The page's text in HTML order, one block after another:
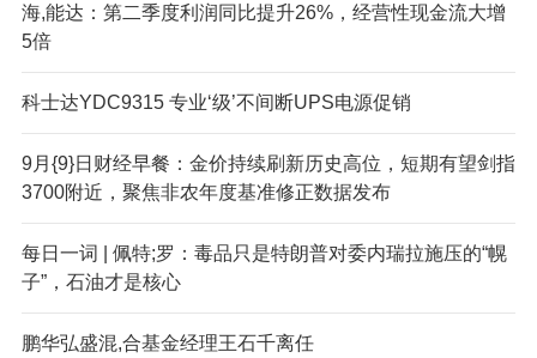
海,能达：第二季度利润同比提升26%，经营性现金流大增
5倍
科士达YDC9315 专业‘级’不间断UPS电源促销
9月{9}日财经早餐：金价持续刷新历史高位，短期有望剑指
3700附近，聚焦非农年度基准修正数据发布
每日一词 | 佩特;罗：毒品只是特朗普对委内瑞拉施压的“幌
子”，石油才是核心
鹏华弘盛混,合基金经理王石千离任